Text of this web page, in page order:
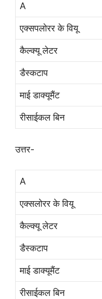
A
एक्सपलोरर के वियू
कैल्क्यू लेटर
डैस्कटाप
माई डाक्यूमैंट
रीसाईकल बिन
उत्तर-
A
एक्सलोरर के वियू
कैल्क्यू लेटर
डैस्कटाप
माई डाक्यूमैंट
रीसाईकल बिन